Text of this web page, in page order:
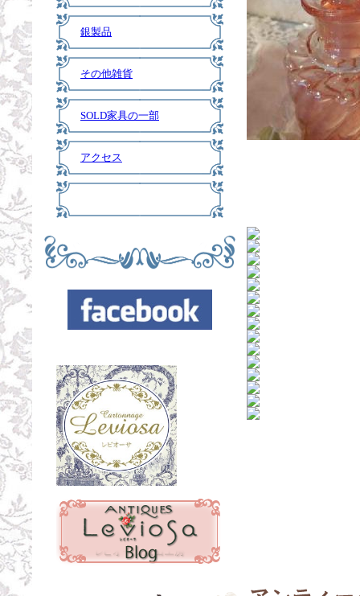
銀製品
その他雑貨
SOLD家具の一部
アクセス